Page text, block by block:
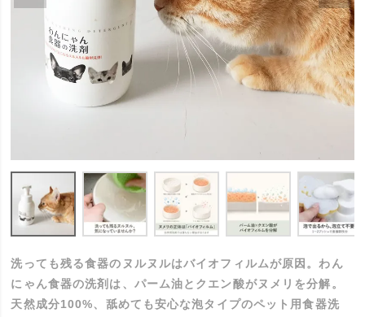
洗っても残る食器のヌルヌルはバイオフィルムが原因。わん
にゃん食器の洗剤は、パーム油とクエン酸がヌメリを分解。
天然成分100%、舐めても安心な泡タイプのペット用食器洗